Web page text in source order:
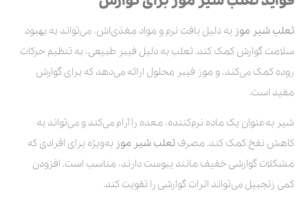
ثعلب شیر موز به دلیل بافت نرم و مواد مغذی‌اش، می‌تواند به بهبود
سلامت گوارش کمک کند. ثعلب به دلیل فیبر طبیعی، به تنظیم حرکات
روده کمک می‌کند، و موز فیبر محلول ارائه می‌دهد که برای گوارش
مفید است.
شیر به‌عنوان یک ماده نرم‌کننده، معده را آرام می‌کند و می‌تواند به
کاهش نفخ کمک کند. مصرف ثعلب شیر موز به‌ویژه برای افرادی که
مشکلات گوارشی خفیف مانند یبوست دارند، مناسب است. افزودن
کمی زنجبیل می‌تواند اثرات گوارشی را تقویت کند.